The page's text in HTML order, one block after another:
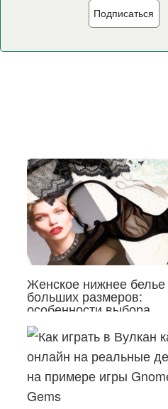
Подписаться
Женское нижнее белье
больших размеров:
особенности выбора